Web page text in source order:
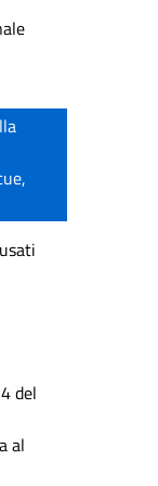
del
al